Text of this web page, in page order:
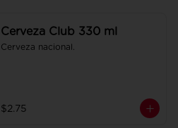
Cerveza Club 330 ml
Cerveza nacional.
$2.75